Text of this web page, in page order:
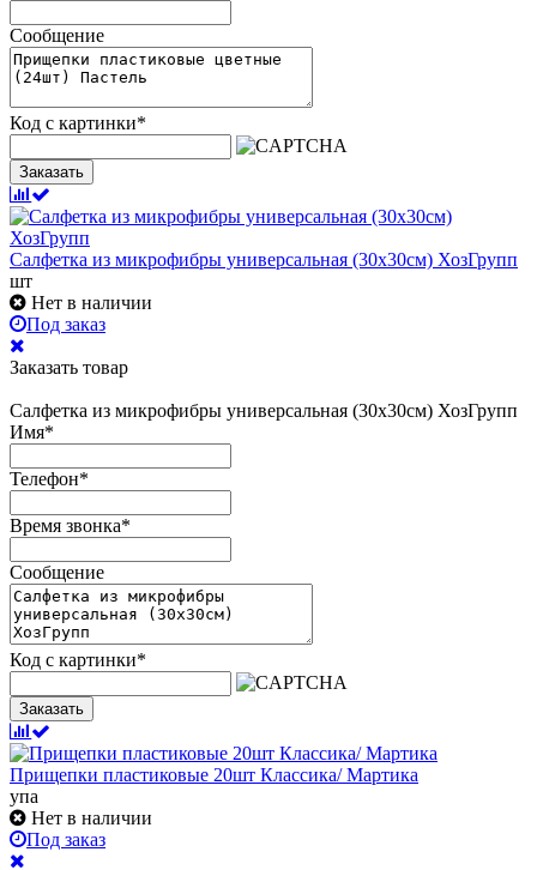
Сообщение
Код с картинки*
Заказать
Салфетка из микрофибры универсальная (30х30см) ХозГрупп
шт
Нет в наличии
Под заказ
Заказать товар
Салфетка из микрофибры универсальная (30х30см) ХозГрупп
Имя*
Телефон*
Время звонка*
Сообщение
Код с картинки*
Заказать
Прищепки пластиковые 20шт Классика/ Мартика
упа
Нет в наличии
Под заказ